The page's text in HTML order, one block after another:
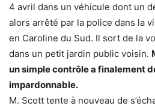
4 avril dans un véhicule dont un
alors arrêté par la police dans la
en Caroline du Sud. Il sort de la
dans un petit jardin public voisin.
un simple contrôle a finalement
impardonnable.
M. Scott tente à nouveau de